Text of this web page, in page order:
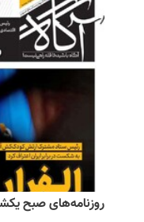
روزنامه‌های صبح یکشنبه ۱۸